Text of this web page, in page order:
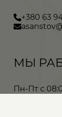
+380 63
МЫ
Пн-Пт с